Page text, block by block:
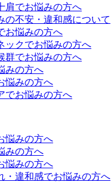
肩でお悩みの方へ
の不安・違和感について
お悩みの方へ
ックでお悩みの方へ
群でお悩みの方へ
みの方へ
悩みの方へ
でお悩みの方へ
悩みの方へ
みの方へ
悩みの方へ
・違和感でお悩みの方へ